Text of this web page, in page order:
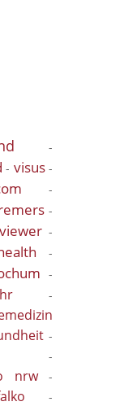
-
- visus-
-
-
-
-
-
-
-
nrw-
-